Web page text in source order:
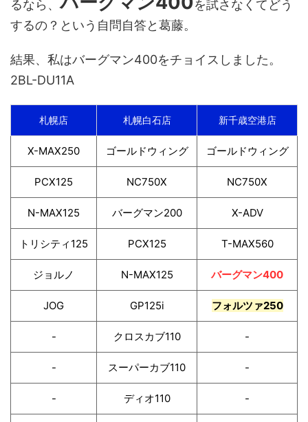
るなら、
を試さなくてどう
するの？という自問自答と葛藤。
結果、私はバーグマン400をチョイスしました。
2BL-DU11A
札幌店 札幌白石店 新千歳空港店
X-MAX250 ゴールドウィング ゴールドウィング
PCX125 NC750X NC750X
N-MAX125 バーグマン200 X-ADV
トリシティ125 PCX125 T-MAX560
ジョルノ N-MAX125 バーグマン400
JOG GP125i フォルツァ250
- クロスカブ110 -
- スーパーカブ110 -
- ディオ110 -